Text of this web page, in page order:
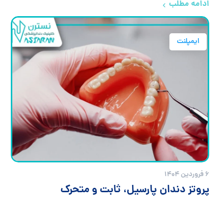
ادامه مطلب
ایمپلنت
۶ فروردین ۱۴۰۴
پروتز دندان پارسیل، ثابت و متحرک